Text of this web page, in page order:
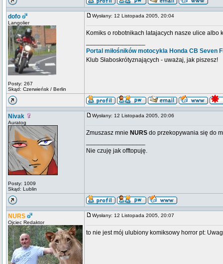
dofo
Langolier
Posty: 267
Skąd: Czerwieńsk / Berlin
Wysłany: 12 Listopada 2005, 20:04
Komiks o robotnikach latajacych nasze ulice albo
Portal miłośników motocykla Honda CB Seven
Klub Słaboskrótyznających - uważaj, jak piszesz!
Nivak
Auratog
Posty: 1009
Skąd: Lublin
Wysłany: 12 Listopada 2005, 20:06
Zmuszasz mnie NURS do przekopywania się do
Nie czuję jak offtopuję.
NURS
Ojciec Redaktor
Wysłany: 12 Listopada 2005, 20:07
to nie jest mój ulubiony komiksowy horror pt: